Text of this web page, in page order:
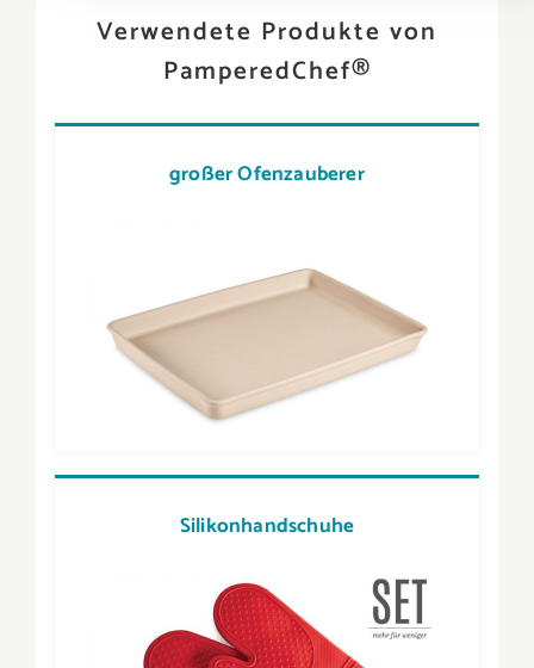
Verwendete Produkte von
PamperedChef®
großer Ofenzauberer
Silikonhandschuhe